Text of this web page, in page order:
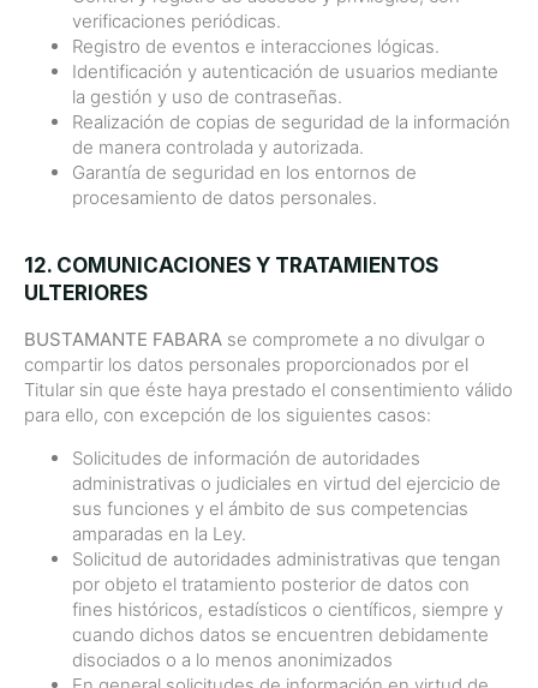
verificaciones periódicas.
Registro de eventos e interacciones lógicas.
Identificación y autenticación de usuarios mediante
la gestión y uso de contraseñas.
Realización de copias de seguridad de la información
de manera controlada y autorizada.
Garantía de seguridad en los entornos de
procesamiento de datos personales.
12. COMUNICACIONES Y TRATAMIENTOS
ULTERIORES
BUSTAMANTE FABARA se compromete a no divulgar o
compartir los datos personales proporcionados por el
Titular sin que éste haya prestado el consentimiento válido
para ello, con excepción de los siguientes casos:
Solicitudes de información de autoridades
administrativas o judiciales en virtud del ejercicio de
sus funciones y el ámbito de sus competencias
amparadas en la Ley.
Solicitud de autoridades administrativas que tengan
por objeto el tratamiento posterior de datos con
fines históricos, estadísticos o científicos, siempre y
cuando dichos datos se encuentren debidamente
disociados o a lo menos anonimizados